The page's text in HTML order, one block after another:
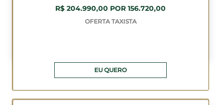
R$ 204.990,00 POR 156.720,00
OFERTA TAXISTA
EU QUERO